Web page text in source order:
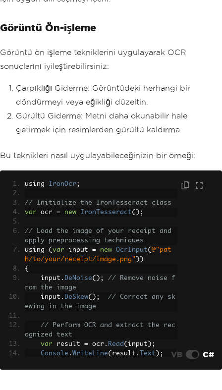
Görüntü Ön-işleme
Görüntü ön işleme tekniklerini uygulayarak OCR
sonuçlarını iyileştirebilirsiniz:
Çarpıklığı Giderme: Görüntüdeki herhangi bir
döndürmeyi veya eğikliği düzeltin.
Gürültü Giderme: Metni daha okunabilir hale
getirmek için resimlerden gürültü kaldırma.
Bu teknikleri nasıl uygulayabileceğinizin bir örneği:
using IronOcr ;
// Initialize the IronTesseract class
var ocr = new IronTesseract();
// Load the image of your receipt and
apply preprocessing techniques
using ( var input = new OcrInput( @"pat
h/to/your/receipt/image.png" ))
{
    input
. DeNoise();
// Remove noise f
rom the image
    input
. DeSkew();
// Correct any sk
ewing in the image
// Perform OCR and extract the rec
ognized text
var result = ocr . Read ( input );
Console . WriteLine( result . Text );
VB C#